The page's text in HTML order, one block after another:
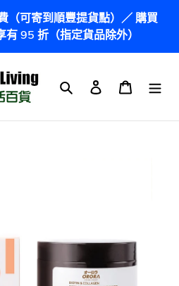
（可寄到順豐提貨點）／ 購買
95 折（指定貨品除外）
搜尋 登入 購物車